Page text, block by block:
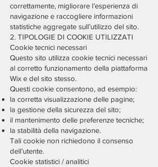
correttamente, migliorare l’esperienza di
navigazione e raccogliere informazioni
statistiche aggregate sull’utilizzo del sito.
2. TIPOLOGIE DI COOKIE UTILIZZATI
Cookie tecnici necessari
Questo sito utilizza cookie tecnici necessari
al corretto funzionamento della piattaforma
Wix e del sito stesso.
Questi cookie consentono, ad esempio:
la corretta visualizzazione delle pagine;
la gestione della sicurezza del sito;
il mantenimento delle preferenze tecniche;
la stabilità della navigazione.
Tali cookie non richiedono il consenso
dell’utente.
Cookie statistici / analitici